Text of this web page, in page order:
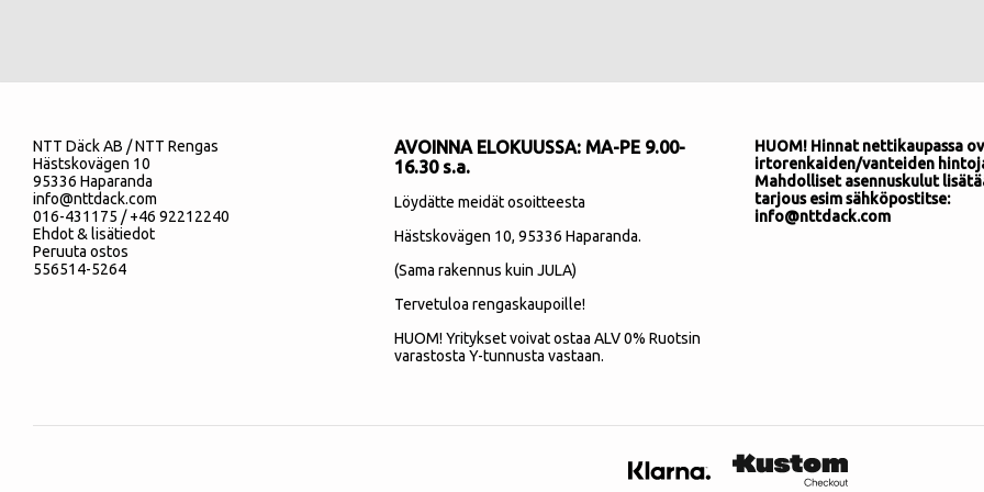
NTT Däck AB / NTT Rengas
Hästskovägen 10
95336 Haparanda
info@nttdack.com
016-431175 / +46 92212240
Ehdot & lisätiedot
Peruuta ostos
556514-5264
AVOINNA ELOKUUSSA: MA-PE 9.00-
16.30 s.a.
Löydätte meidät osoitteesta
Hästskovägen 10, 95336 Haparanda.
(Sama rakennus kuin JULA)
Tervetuloa rengaskaupoille!
HUOM! Yritykset voivat ostaa ALV 0% Ruotsin
varastosta Y-tunnusta vastaan.
HUOM! Hinnat nettikaupassa
irtorenkaiden/vanteiden
Mahdolliset asennuskulut
tarjous esim sähköpostitse:
info@nttdack.com